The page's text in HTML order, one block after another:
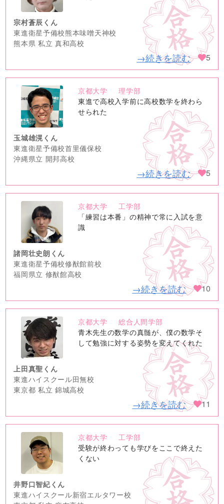
宗村蒼辰くん
東進衛星予備校熊本味噌天神校
熊本県 私立 真和高校
→続きを読む 5
no
image
京都大学
理学部
東進で高校入学前に高校数学を終わら
せられた
玉城雄滉くん
東進衛星予備校首里儀保校
沖縄県立 開邦高校
→続きを読む 5
no
image
京都大学
工学部
「練習は本番」の精神で常に入試を意
識
諸岡壮史朗くん
東進衛星予備校修猷館前校
福岡県立 修猷館高校
→続きを読む 10
no
image
京都大学
総合人間学部
青木先生の数学の真髄が、僕の数学そ
して勉強に対する姿勢を変えてくれた
上田真聖くん
東進ハイスクール田無校
東京都 私立 錦城高校
→続きを読む 11
no
image
京都大学
工学部
受験が終わっても学びをここで終えた
くない
井野口智紀くん
東進ハイスクール新宿エルタワー校